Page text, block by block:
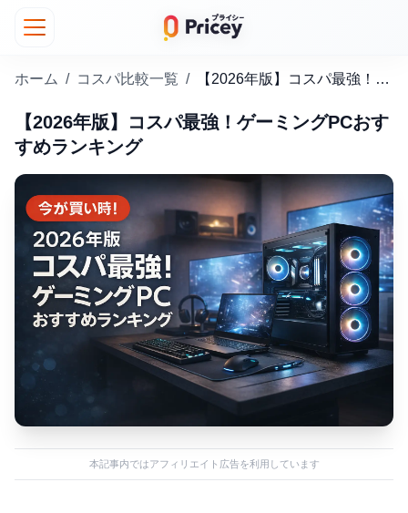
ホーム / コスパ比較一覧 / 【2026年版】コスパ最強！ゲーミングPCおすすめランキング
【2026年版】コスパ最強！ゲーミングPCおす
すめランキング
本記事内ではアフィリエイト広告を利用しています